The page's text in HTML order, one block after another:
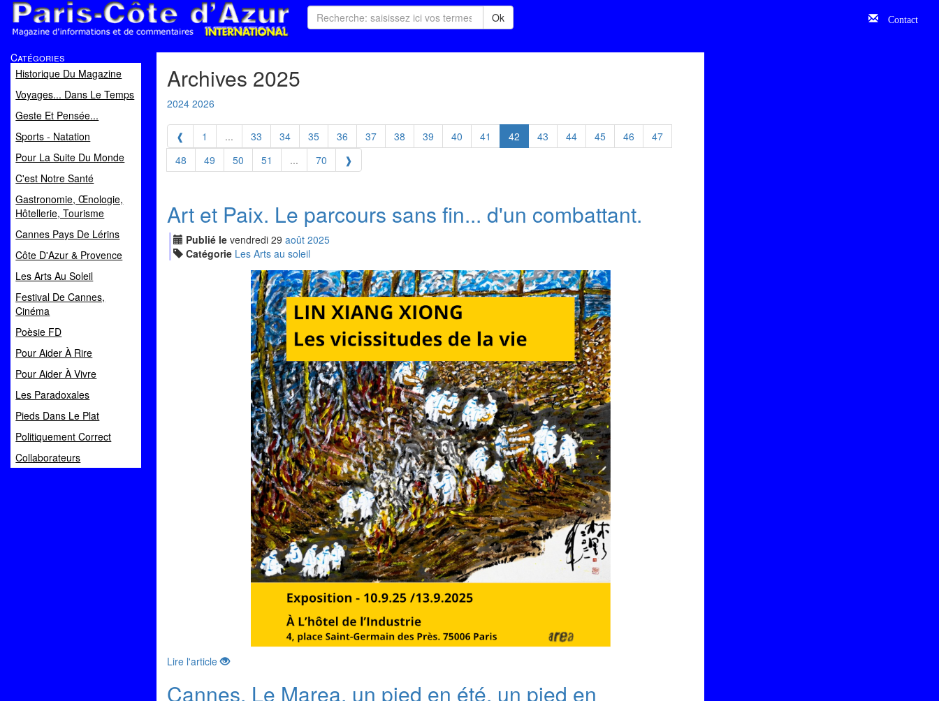
Magazine d'informations et de commentaires
Ok Contact
Catégories
Historique Du Magazine
Voyages... Dans Le Temps
Geste Et Pensée...
Sports - Natation
Pour La Suite Du Monde
C'est Notre Santé
Gastronomie, Œnologie,
Hôtellerie, Tourisme
Cannes Pays De Lérins
Côte D'Azur & Provence
Les Arts Au Soleil
Festival De Cannes,
Cinéma
Poèsie FD
Pour Aider À Rire
Pour Aider À Vivre
Les Paradoxales
Pieds Dans Le Plat
Politiquement Correct
Collaborateurs
Archives 2025
2024 2026
❰ 1 ... 33 34 35 36 37 38 39 40 41 42 43 44 45 46
47
48
49 50 51 ... 70 ❱
Art et Paix. Le parcours sans fin... d'un combattant.
Publié le vendredi 29 août 2025
Catégorie Les Arts au soleil
Lire l'article
Cannes. Le Marea, un pied en été, un pied en